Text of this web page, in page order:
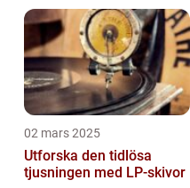
02 mars 2025
Utforska den tidlösa
tjusningen med LP-skivor